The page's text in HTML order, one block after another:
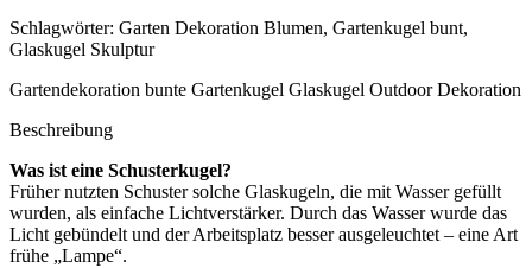
Schlagwörter: Garten Dekoration Blumen, Gartenkugel bunt,
Glaskugel Skulptur
Gartendekoration bunte Gartenkugel Glaskugel Outdoor Dekoration
Beschreibung
Was ist eine Schusterkugel?
Früher nutzten Schuster solche Glaskugeln, die mit Wasser gefüllt
wurden, als einfache Lichtverstärker. Durch das Wasser wurde das
Licht gebündelt und der Arbeitsplatz besser ausgeleuchtet – eine Art
frühe „Lampe“.